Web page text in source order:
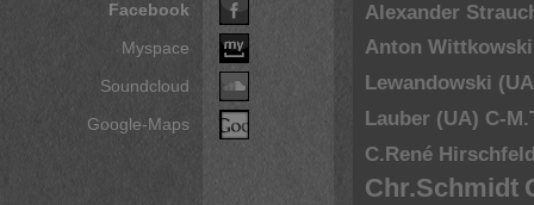
Facebook
Myspace
Soundcloud
Google-Maps
Alexander
Anton
Lewandowski
Lauber (UA) C-
C.René
Chr.Schmidt